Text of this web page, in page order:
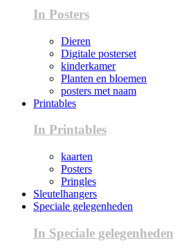
In Posters
Dieren
Digitale posterset
kinderkamer
Planten en bloemen
posters met naam
Printables
In Printables
kaarten
Posters
Pringles
Sleutelhangers
Speciale gelegenheden
In Speciale gelegenheden